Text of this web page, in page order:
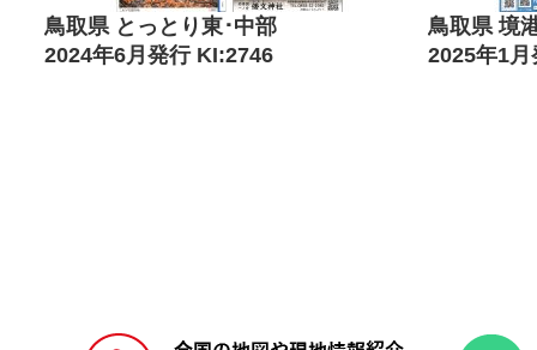
鳥取県 とっとり東･中部
2024年6月発行 KI:2746
鳥取県 境
2025年1